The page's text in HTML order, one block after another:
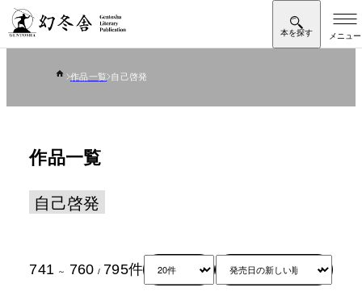
作品一覧 自己啓発
作品一覧
自己啓発
741 ～ 760 / 795件